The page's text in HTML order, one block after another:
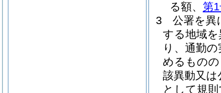
る額、 第
3
公署を異
する地域
り、通勤
めるもの
該異動又
として規